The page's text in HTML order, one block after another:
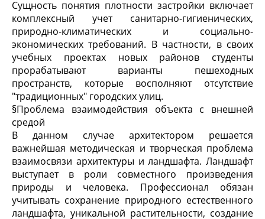
Сущность понятия плотности застройки включает
комплексный учет санитарно-гигиенических,
природно-климатических и социально-
экономических требований. В частности, в своих
учебных проектах новых районов студенты
прорабатывают варианты пешеходных
пространств, которые восполняют отсутствие
"традиционных" городских улиц.
§Проблема взаимодействия объекта с внешней
средой
В данном случае архитектором решается
важнейшая методическая и творческая проблема
взаимосвязи архитектуры и ландшафта. Ландшафт
выступает в роли совместного произведения
природы и человека. Профессионал обязан
учитывать сохранение природного естественного
ландшафта, уникальной растительности, создание